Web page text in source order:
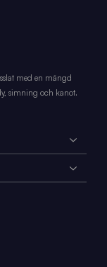
med en mängd
simning och kanot.